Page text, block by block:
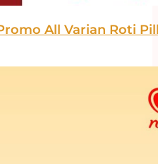
All Varian Roti